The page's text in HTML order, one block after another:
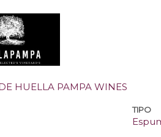
HUELLA PAMPA WINES
TIPO